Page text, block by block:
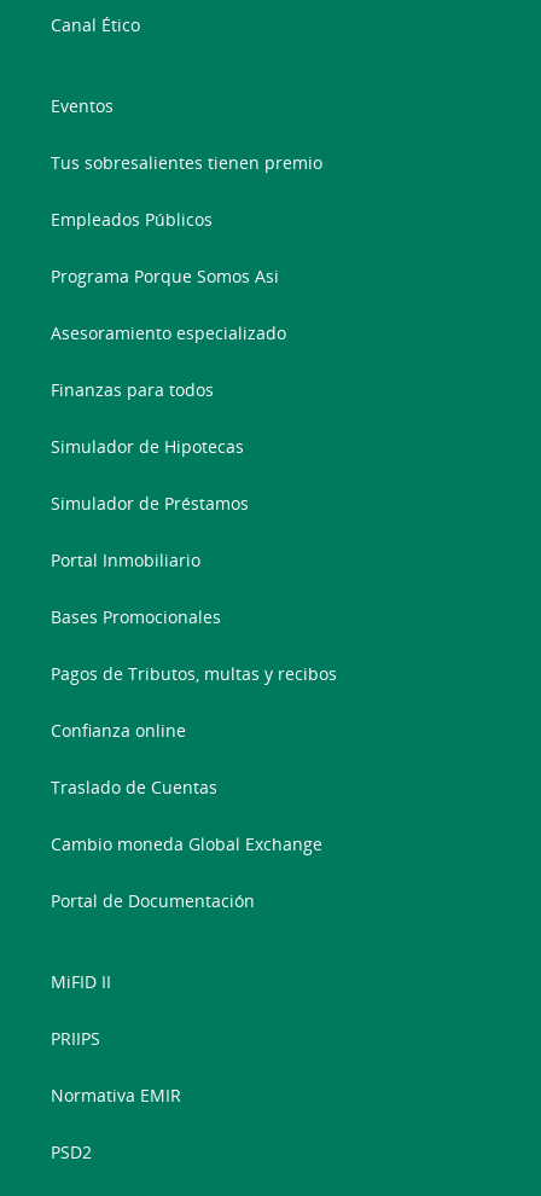
Canal Ético
Eventos
Tus sobresalientes tienen premio
Empleados Públicos
Programa Porque Somos Asi
Asesoramiento especializado
Finanzas para todos
Simulador de Hipotecas
Simulador de Préstamos
Portal Inmobiliario
Bases Promocionales
Pagos de Tributos, multas y recibos
Confianza online
Traslado de Cuentas
Cambio moneda Global Exchange
Portal de Documentación
MiFID II
PRIIPS
Normativa EMIR
PSD2